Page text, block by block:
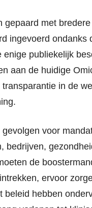
gepaard met
ingevoerd ondanks
publiekelijk
aan de huidige
in de
voor
bedrijven,
de
ervoor
beleid hebben